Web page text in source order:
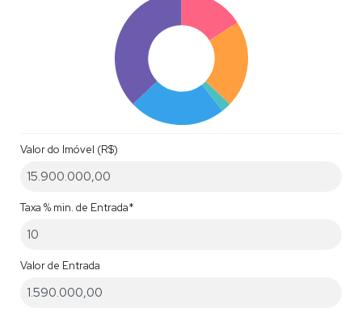
Valor do Imóvel (R$)
Taxa % min. de Entrada*
Valor de Entrada